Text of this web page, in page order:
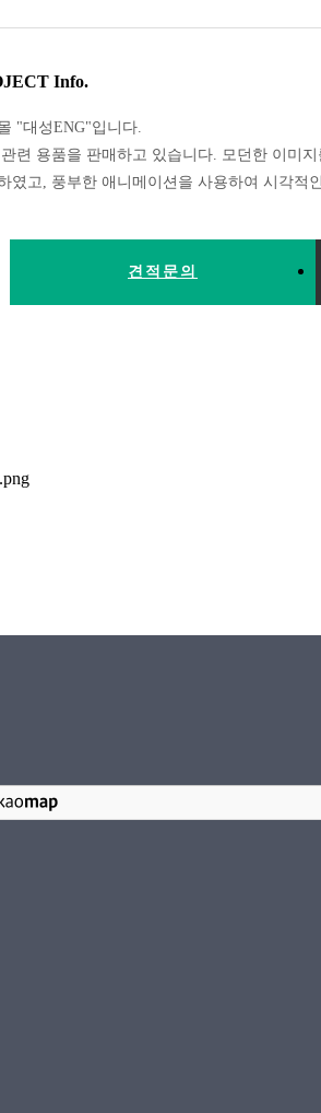
Info.
"대성ENG"입니다.
련 용품을 판매하고 있습니다. 모던한 이미
였고, 풍부한 애니메이션을 사용하여 시각적
견적문의